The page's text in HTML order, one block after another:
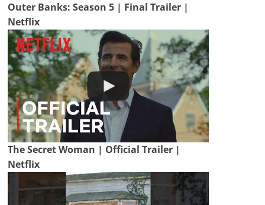
Outer Banks: Season 5 | Final Trailer |
Netflix
The Secret Woman | Official Trailer |
Netflix